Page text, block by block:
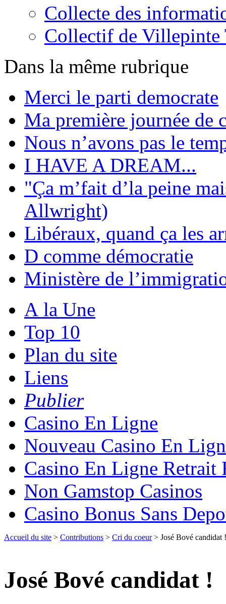
Collecte des
Collectif de Villepinte
Dans la même rubrique
Merci le parti democrate
Ma première journée de
Nous n’avons pas le
I HAVE A DREAM...
"Ça m’fait d’la peine
Allwright)
Libéraux, quand ça les
D comme démocratie
Ministère de
A la Une
Top 10
Plan du site
Liens
Publier
Casino En Ligne
Nouveau Casino En
Casino En Ligne Retrait
Non Gamstop Casinos
Casino Bonus Sans
Accueil du site > Contributions > Cri du coeur> José Bové candidat !
José Bové candidat !